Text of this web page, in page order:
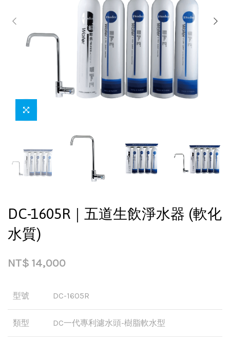
DC-1605R｜五道生飲淨水器 (軟化
水質)
NT$ 14,000
型號 DC-1605R
類型 DC一代專利濾水頭-樹脂軟水型